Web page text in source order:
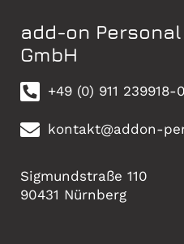
add-on
GmbH
+49 (0) 911 239918-0
kontakt@addon-
Sigmundstraße 110
90431 Nürnberg